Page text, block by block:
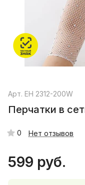
Арт. EH 2312-200W
Перчатки в
0 Нет отзывов
599 руб.